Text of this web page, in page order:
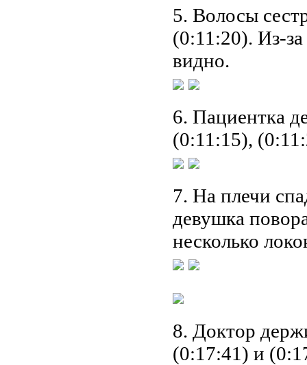
5. Волосы
(0:11:20). Из-
видно.
6. Пациентка
(0:11:15),
7. На плечи
девушка
несколько
8. Доктор
(0:17:41) и